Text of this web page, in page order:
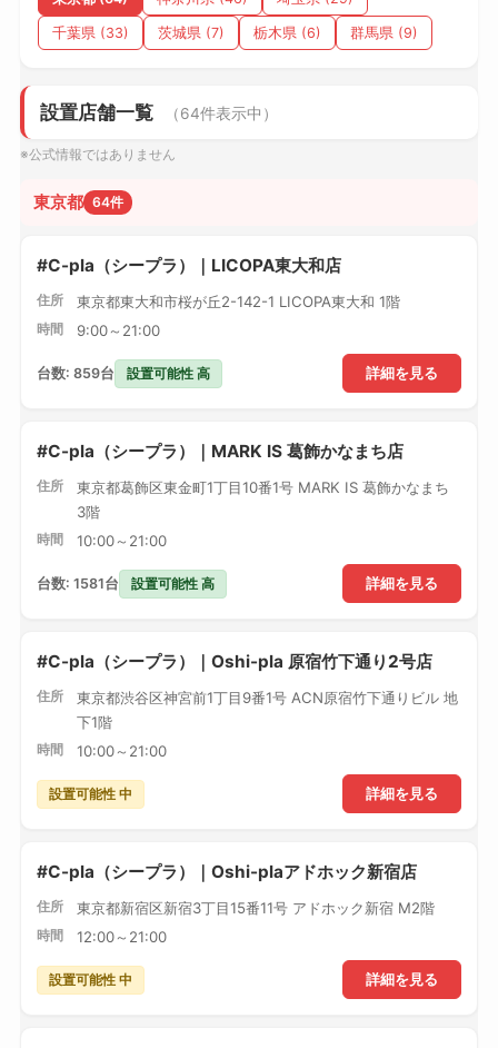
千葉県 (33) 茨城県 (7) 栃木県 (6) 群馬県 (9)
設置店舗一覧 （64件表示中）
※公式情報ではありません
東京都 64件
#C-pla（シープラ）｜LICOPA東大和店
住所 東京都東大和市桜が丘2-142-1 LICOPA東大和 1階
時間 9:00～21:00
詳細を見る
台数: 859台 設置可能性 高
#C-pla（シープラ）｜MARK IS 葛飾かなまち店
住所
東京都葛飾区東金町1丁目10番1号 MARK IS 葛飾かなまち
3階
時間 10:00～21:00
詳細を見る
台数: 1581台 設置可能性 高
#C-pla（シープラ）｜Oshi-pla 原宿竹下通り2号店
住所
東京都渋谷区神宮前1丁目9番1号 ACN原宿竹下通りビル 地
下1階
時間 10:00～21:00
詳細を見る
設置可能性 中
#C-pla（シープラ）｜Oshi-plaアドホック新宿店
住所 東京都新宿区新宿3丁目15番11号 アドホック新宿 M2階
時間 12:00～21:00
詳細を見る
設置可能性 中